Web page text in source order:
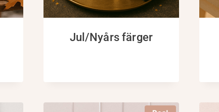
Jul/Nyårs färger